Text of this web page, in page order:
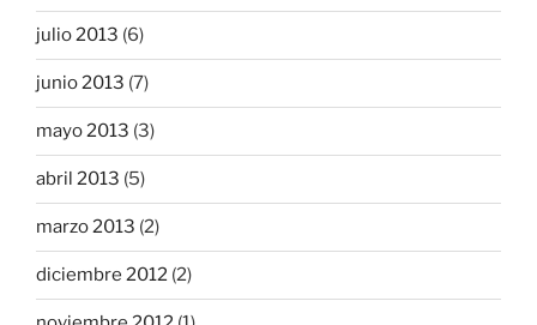
julio 2013 (6)
junio 2013 (7)
mayo 2013 (3)
abril 2013 (5)
marzo 2013 (2)
diciembre 2012 (2)